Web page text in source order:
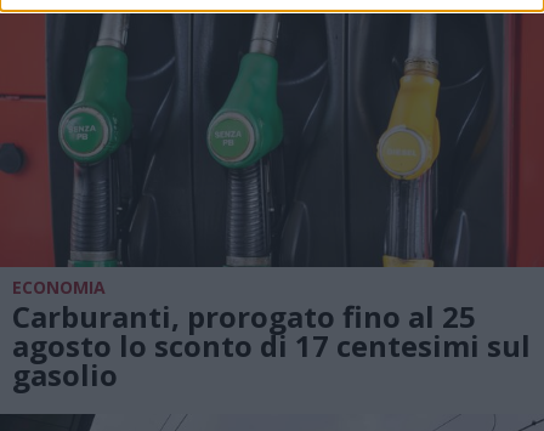
ECONOMIA
Carburanti, prorogato fino al 25
agosto lo sconto di 17 centesimi sul
gasolio